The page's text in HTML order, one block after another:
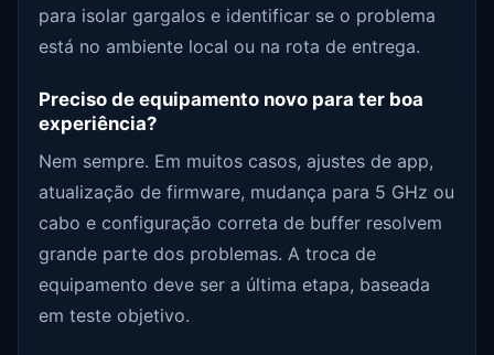
para isolar gargalos e identificar se o problema
está no ambiente local ou na rota de entrega.
Preciso de equipamento novo para ter boa
experiência?
Nem sempre. Em muitos casos, ajustes de app,
atualização de firmware, mudança para 5 GHz ou
cabo e configuração correta de buffer resolvem
grande parte dos problemas. A troca de
equipamento deve ser a última etapa, baseada
em teste objetivo.